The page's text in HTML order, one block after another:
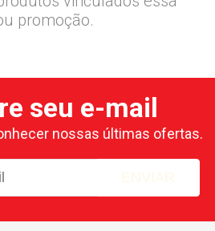
promoção.
seu e-mail
nossas últimas ofertas.
ENVIAR